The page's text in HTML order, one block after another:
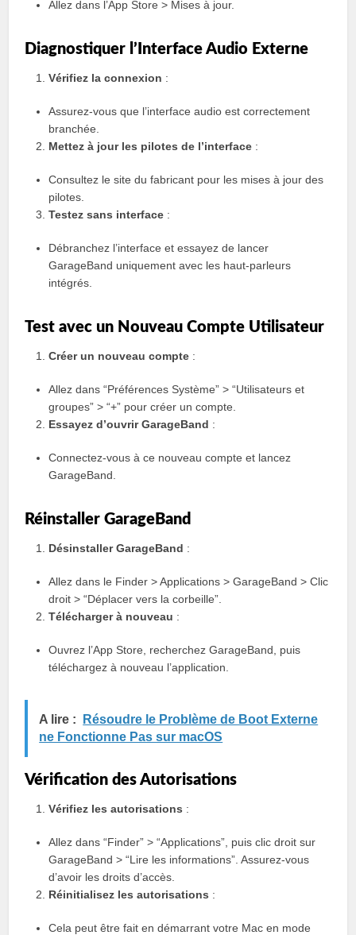
Allez dans l’App Store > Mises à jour.
Diagnostiquer l’Interface Audio Externe
Vérifiez la connexion :
Assurez-vous que l’interface audio est correctement
branchée.
Mettez à jour les pilotes de l’interface :
Consultez le site du fabricant pour les mises à jour des
pilotes.
Testez sans interface :
Débranchez l’interface et essayez de lancer
GarageBand uniquement avec les haut-parleurs
intégrés.
Test avec un Nouveau Compte Utilisateur
Créer un nouveau compte :
Allez dans “Préférences Système” > “Utilisateurs et
groupes” > “+” pour créer un compte.
Essayez d’ouvrir GarageBand :
Connectez-vous à ce nouveau compte et lancez
GarageBand.
Réinstaller GarageBand
Désinstaller GarageBand :
Allez dans le Finder > Applications > GarageBand > Clic
droit > “Déplacer vers la corbeille”.
Télécharger à nouveau :
Ouvrez l’App Store, recherchez GarageBand, puis
téléchargez à nouveau l’application.
A lire :
Résoudre le Problème de Boot Externe
ne Fonctionne Pas sur macOS
Vérification des Autorisations
Vérifiez les autorisations :
Allez dans “Finder” > “Applications”, puis clic droit sur
GarageBand > “Lire les informations”. Assurez-vous
d’avoir les droits d’accès.
Réinitialisez les autorisations :
Cela peut être fait en démarrant votre Mac en mode